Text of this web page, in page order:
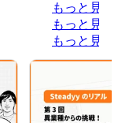
もっと見る
もっと見る
もっと見る